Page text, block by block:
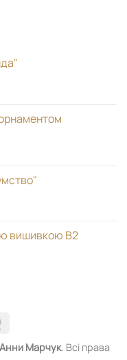
вишивкою В2
Анни Марчук. Всі права